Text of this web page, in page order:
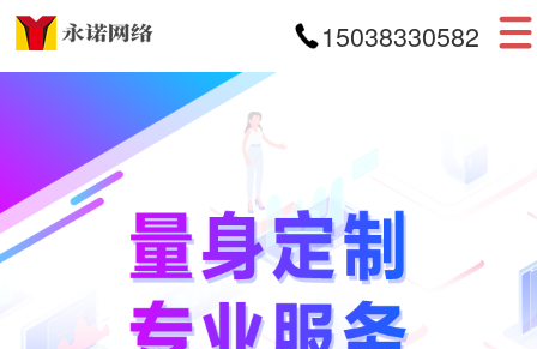
15038330582
首页
APP开发
小程序开发
案例展示